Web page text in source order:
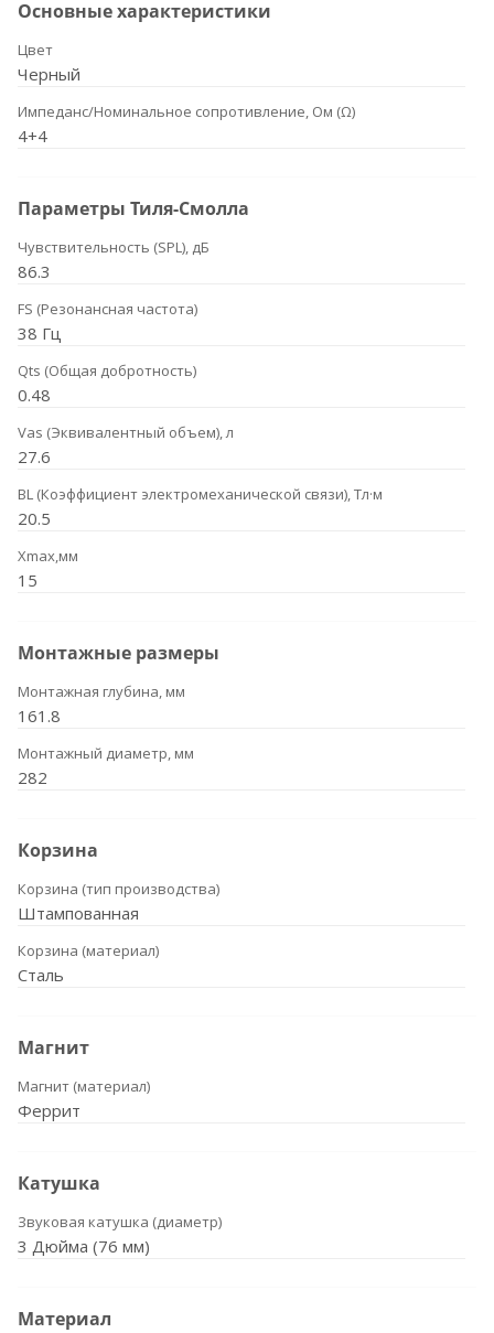
Основные характеристики
Цвет
Черный
Импеданс/Номинальное сопротивление, Ом (Ω)
4+4
Параметры Тиля-Смолла
Чувствительность (SPL), дБ
86.3
FS (Резонансная частота)
38 Гц
Qts (Общая добротность)
0.48
Vas (Эквивалентный объем), л
27.6
BL (Коэффициент электромеханической связи), Тл·м
20.5
Xmax,мм
15
Монтажные размеры
Монтажная глубина, мм
161.8
Монтажный диаметр, мм
282
Корзина
Корзина (тип производства)
Штампованная
Корзина (материал)
Сталь
Магнит
Магнит (материал)
Феррит
Катушка
Звуковая катушка (диаметр)
3 Дюйма (76 мм)
Материал